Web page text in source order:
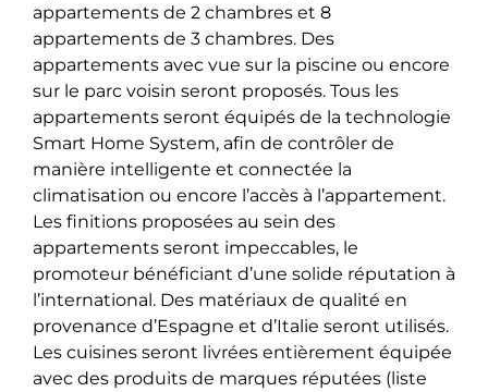
appartements de 2 chambres et 8
appartements de 3 chambres. Des
appartements avec vue sur la piscine ou encore
sur le parc voisin seront proposés. Tous les
appartements seront équipés de la technologie
Smart Home System, afin de contrôler de
manière intelligente et connectée la
climatisation ou encore l’accès à l’appartement.
Les finitions proposées au sein des
appartements seront impeccables, le
promoteur bénéficiant d’une solide réputation à
l’international. Des matériaux de qualité en
provenance d’Espagne et d’Italie seront utilisés.
Les cuisines seront livrées entièrement équipée
avec des produits de marques réputées (liste